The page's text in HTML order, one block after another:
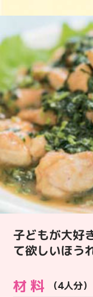
子どもが大好
て欲しいほう
材料 （4人分）